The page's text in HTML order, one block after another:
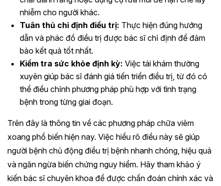
nhiễm cho người khác.
Tuân thủ chỉ định điều trị: Thực hiện đúng hướng
dẫn và phác đồ điều trị được bác sĩ chỉ định để đảm
bảo kết quả tốt nhất.
Kiểm tra sức khỏe định kỳ: Việc tái khám thường
xuyên giúp bác sĩ đánh giá tiến triển điều trị, từ đó có
thể điều chỉnh phương pháp phù hợp với tình trạng
bệnh trong từng giai đoạn.
Trên đây là thông tin về các phương pháp chữa viêm
xoang phổ biến hiện nay. Việc hiểu rõ điều này sẽ giúp
người bệnh chủ động điều trị bệnh nhanh chóng, hiệu quả
và ngăn ngừa biến chứng nguy hiểm. Hãy tham khảo ý
kiến bác sĩ chuyên khoa để được chẩn đoán chính xác và